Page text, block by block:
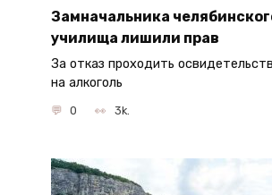
Замначальника
училища лишили прав
За отказ проходить
на алкоголь
0 3k.